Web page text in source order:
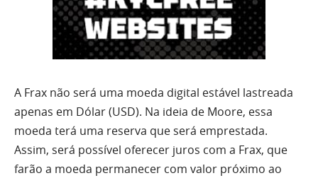
A Frax não será uma moeda digital estável lastreada
apenas em Dólar (USD). Na ideia de Moore, essa
moeda terá uma reserva que será emprestada.
Assim, será possível oferecer juros com a Frax, que
farão a moeda permanecer com valor próximo ao